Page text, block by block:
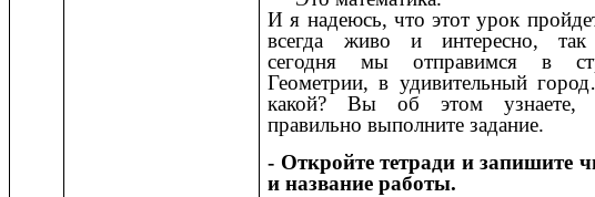
И я надеюсь, что этот урок
всегда живо и интересно,
сегодня мы отправимся в
Геометрии, в удивительный
какой? Вы об этом узнаете,
правильно выполните задание.
- Откройте тетради и запишите
и название работы.